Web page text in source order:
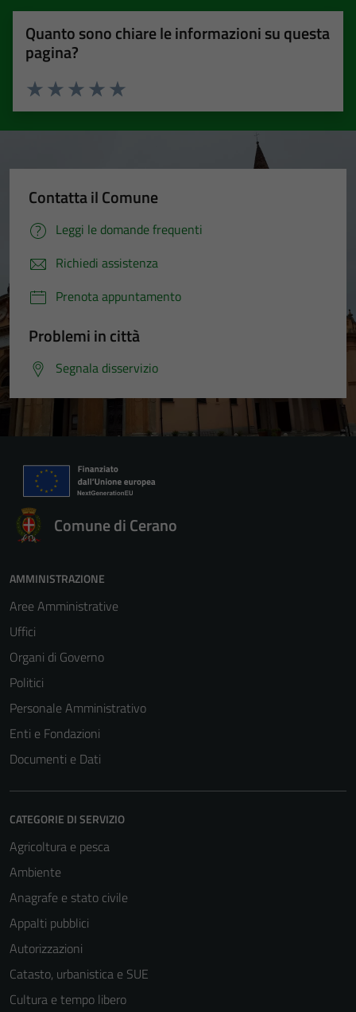
Quanto sono chiare le informazioni su questa
pagina?
Valuta 5 stelle su 5
Valuta 4 stelle su 5
Valuta 3 stelle su 5
Valuta 2 stelle su 5
Valuta 1 stelle su 5
Contatta il Comune
Leggi le domande frequenti
Richiedi assistenza
Prenota appuntamento
Problemi in città
Segnala disservizio
Comune di Cerano
AMMINISTRAZIONE
Aree Amministrative
Uffici
Organi di Governo
Politici
Personale Amministrativo
Enti e Fondazioni
Documenti e Dati
CATEGORIE DI SERVIZIO
Agricoltura e pesca
Ambiente
Anagrafe e stato civile
Appalti pubblici
Autorizzazioni
Catasto, urbanistica e SUE
Cultura e tempo libero